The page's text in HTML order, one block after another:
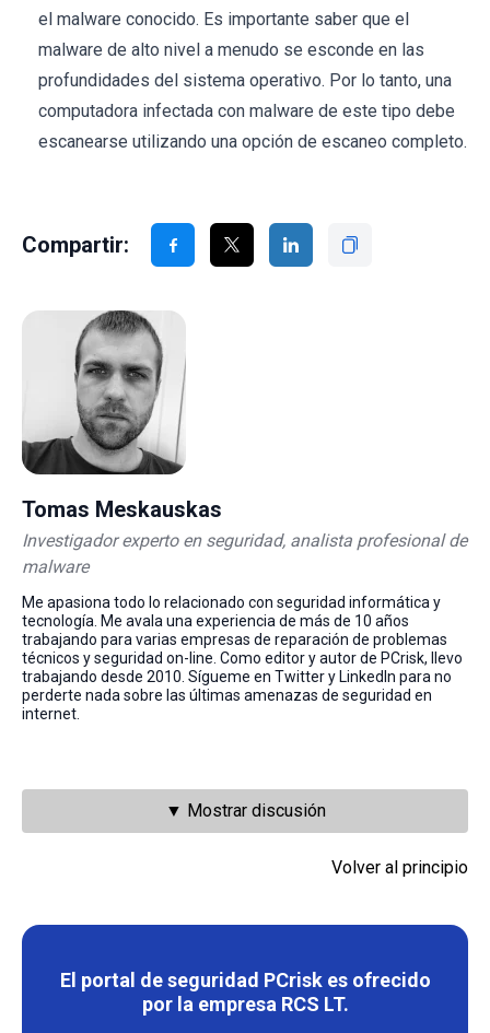
el malware conocido. Es importante saber que el
malware de alto nivel a menudo se esconde en las
profundidades del sistema operativo. Por lo tanto, una
computadora infectada con malware de este tipo debe
escanearse utilizando una opción de escaneo completo.
Compartir:
Tomas Meskauskas
Investigador experto en seguridad, analista profesional de
malware
Me apasiona todo lo relacionado con seguridad informática y
tecnología. Me avala una experiencia de más de 10 años
trabajando para varias empresas de reparación de problemas
técnicos y seguridad on-line. Como editor y autor de PCrisk, llevo
trabajando desde 2010. Sígueme en Twitter y LinkedIn para no
perderte nada sobre las últimas amenazas de seguridad en
internet.
▼ Mostrar discusión
Volver al principio
El portal de seguridad PCrisk es ofrecido
por la empresa RCS LT.